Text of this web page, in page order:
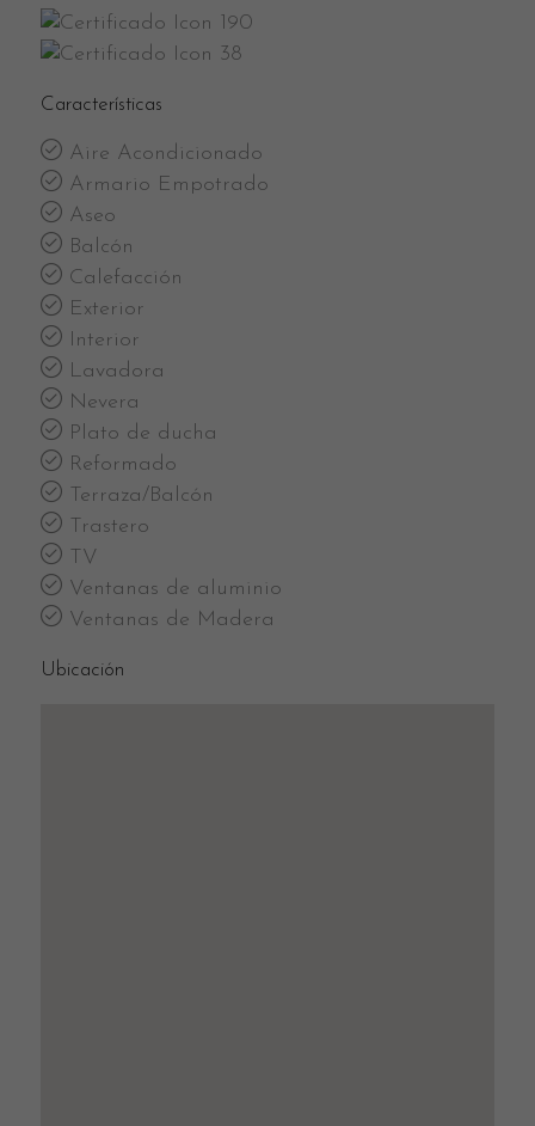
190
38
Características
Aire Acondicionado
Armario Empotrado
Aseo
Balcón
Calefacción
Exterior
Interior
Lavadora
Nevera
Plato de ducha
Reformado
Terraza/Balcón
Trastero
TV
Ventanas de aluminio
Ventanas de Madera
Ubicación